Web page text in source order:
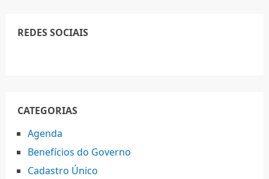
REDES SOCIAIS
CATEGORIAS
Agenda
Benefícios do Governo
Cadastro Único